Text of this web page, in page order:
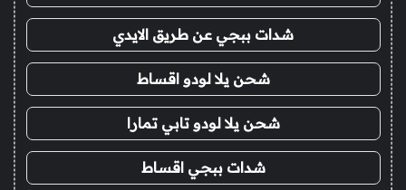
شدات ببجي عن طريق الايدي
شحن يلا لودو اقساط
شحن يلا لودو تابي تمارا
شدات ببجي اقساط